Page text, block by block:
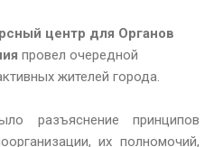
центр для Органов
провел очередной
жителей города.
разъяснение принципов
их полномочий,